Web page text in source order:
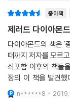
사를 냉철한 분석을
나은 미래로 나아갈
추천의 말
많은 점에서 인간은
다른 종에 불과하다.
는 전체의 2%도 안
종이책
제러드 다이아몬
다이아몬드의 책은 '
때까지 저자를 모르
쇠포함 이후의 책들
장의 이 책을 발견했
알고 미뤘었는데 마
다는 심정으로 구
n******8